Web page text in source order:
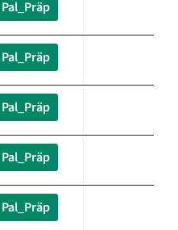
Pal_Präp
Pal_Präp
Pal_Präp
Pal_Präp
Pal_Präp